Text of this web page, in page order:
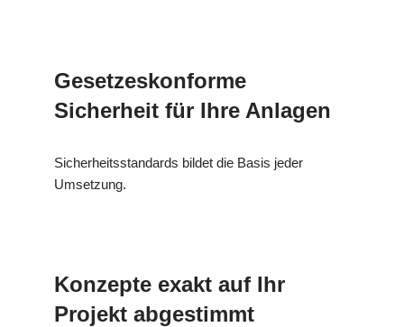
Gesetzeskonforme
Sicherheit für Ihre Anlagen
Sicherheitsstandards bildet die Basis jeder
Umsetzung.
Konzepte exakt auf Ihr
Projekt abgestimmt